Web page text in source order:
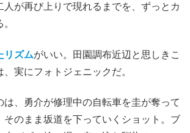
人が再び上りで現れるまでを、ずっとカ
リズムがいい。田園調布近辺と思しきこ
実にフォトジェニックだ。
は、勇介が修理中の自転車を圭が奪って
そのまま坂道を下っていくショット。ブ